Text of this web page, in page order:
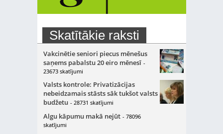
Skatītākie raksti
Vakcinētie seniori piecus mēnešus
saņems pabalstu 20 eiro mēnesī -
23673 skatījumi
Valsts kontrole: Privatizācijas
nebeidzamais stāsts sāk tukšot valsts
budžetu - 28731 skatījumi
Algu kāpumu makā nejūt - 78096
skatījumi